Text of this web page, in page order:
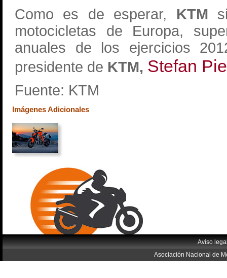
Como es de esperar, KTM
motocicletas de Europa,
anuales de los ejercicios
presidente de KTM, Stefan
Fuente: KTM
Imágenes Adicionales
Aviso
Asociación Nacional de